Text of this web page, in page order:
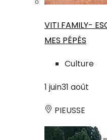
VITI FAMILY-
MES PÉPÉS
Culture
1 juin31 août
PIEUSSE